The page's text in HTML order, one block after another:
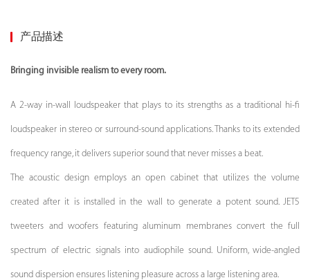
产品描述
Bringing invisible realism to every room.
A 2-way in-wall loudspeaker that plays to its strengths as a traditional hi-fi
loudspeaker in stereo or surround-sound applications. Thanks to its extended
frequency range, it delivers superior sound that never misses a beat.
The acoustic design employs an open cabinet that utilizes the volume
created after it is installed in the wall to generate a potent sound. JET5
tweeters and woofers featuring aluminum membranes convert the full
spectrum of electric signals into audiophile sound. Uniform, wide-angled
sound dispersion ensures listening pleasure across a large listening area.